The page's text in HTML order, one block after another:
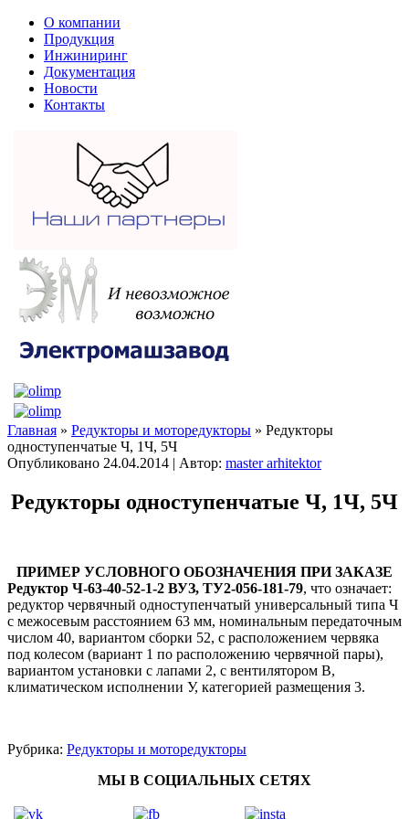
О компании
Продукция
Инжиниринг
Документация
Новости
Контакты
Главная » Редукторы и моторедукторы » Редукторы
одноступенчатые Ч, 1Ч, 5Ч
Опубликовано 24.04.2014 | Автор: master arhitektor
Редукторы одноступенчатые Ч, 1Ч, 5Ч
ПРИМЕР УСЛОВНОГО ОБОЗНАЧЕНИЯ ПРИ ЗАКАЗЕ
Редуктор Ч-63-40-52-1-2 ВУЗ, ТУ2-056-181-79, что означает:
редуктор червячный одноступенчатый универсальный типа Ч
с межосевым расстоянием 63 мм, номинальным передаточным
числом 40, вариантом сборки 52, с расположением червяка
под колесом (вариант 1 по расположению червячной пары),
вариантом установки с лапами 2, с вентилятором В,
климатическом исполнении У, категорией размещения 3.
Рубрика: Редукторы и моторедукторы
МЫ В СОЦИАЛЬНЫХ СЕТЯХ